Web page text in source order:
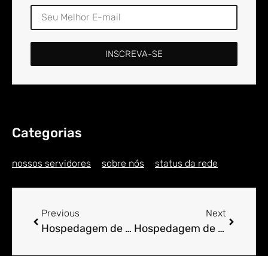
INSCREVA-SE
Categorias
nossos servidores sobre nós status da rede
Previous
Hospedagem de Sites para Engenheiro em Alta
Next
Hospedagem de Sites para Engenheiro em Alta Floresta D’Oeste